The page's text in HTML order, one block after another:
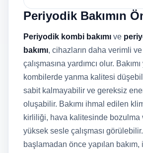
Periyodik Bakımın
Periyodik kombi bakımı ve
bakımı, cihazların daha verimli
çalışmasına yardımcı olur.
kombilerde yanma kalitesi
sabit kalmayabilir ve gereksiz
oluşabilir. Bakımı ihmal edilen
kirliliği, hava kalitesinde bozulma
yüksek sesle çalışması
başlamadan önce yapılan bakım,